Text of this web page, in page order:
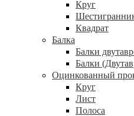
Круг
Квадрат
Балка
Балки
Балки
Оцинкованный
Круг
Лист
Полоса